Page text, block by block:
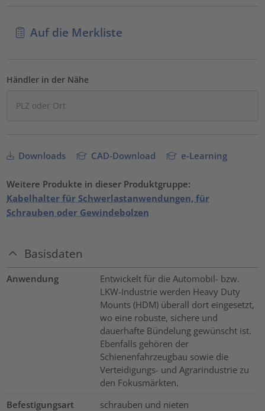
Auf die Merkliste
Händler in der Nähe
Downloads CAD-Download e-Learning
Weitere Produkte in dieser Produktgruppe:
Kabelhalter für Schwerlastanwendungen, für
Schrauben oder Gewindebolzen
Basisdaten
Anwendung
Entwickelt für die Automobil- bzw.
LKW-Industrie werden Heavy Duty
Mounts (HDM) überall dort eingesetzt,
wo eine robuste, sichere und
dauerhafte Bündelung gewünscht ist.
Ebenfalls gehören der
Schienenfahrzeugbau sowie die
Verteidigungs- und Agrarindustrie zu
den Fokusmärkten.
Befestigungsart
schrauben und nieten